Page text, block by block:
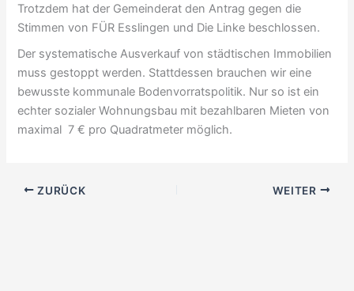
Trotzdem hat der Gemeinderat den Antrag gegen die
Stimmen von FÜR Esslingen und Die Linke beschlossen.
Der systematische Ausverkauf von städtischen Immobilien
muss gestoppt werden. Stattdessen brauchen wir eine
bewusste kommunale Bodenvorratspolitik. Nur so ist ein
echter sozialer Wohnungsbau mit bezahlbaren Mieten von
maximal 7 € pro Quadratmeter möglich.
ZURÜCK WEITER